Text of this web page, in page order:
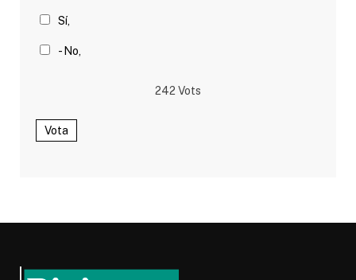
Sí,
- No,
242 Vots
Vota